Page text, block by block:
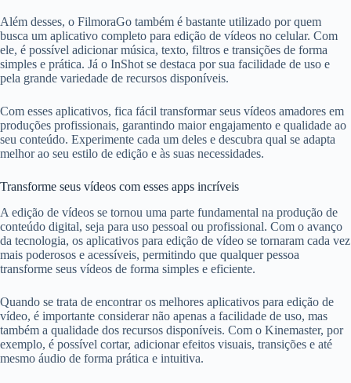
Além desses, o FilmoraGo também é bastante utilizado por quem
busca um aplicativo completo para edição de vídeos no celular. Com
ele, é possível adicionar música, texto, filtros e transições de forma
simples e prática. Já o InShot se destaca por sua facilidade de uso e
pela grande variedade de recursos disponíveis.
Com esses aplicativos, fica fácil transformar seus vídeos amadores em
produções profissionais, garantindo maior engajamento e qualidade ao
seu conteúdo. Experimente cada um deles e descubra qual se adapta
melhor ao seu estilo de edição e às suas necessidades.
Transforme seus vídeos com esses apps incríveis
A edição de vídeos se tornou uma parte fundamental na produção de
conteúdo digital, seja para uso pessoal ou profissional. Com o avanço
da tecnologia, os aplicativos para edição de vídeo se tornaram cada vez
mais poderosos e acessíveis, permitindo que qualquer pessoa
transforme seus vídeos de forma simples e eficiente.
Quando se trata de encontrar os melhores aplicativos para edição de
vídeo, é importante considerar não apenas a facilidade de uso, mas
também a qualidade dos recursos disponíveis. Com o Kinemaster, por
exemplo, é possível cortar, adicionar efeitos visuais, transições e até
mesmo áudio de forma prática e intuitiva.